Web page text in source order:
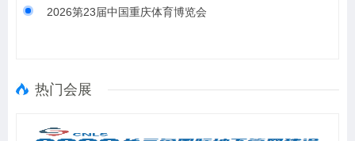
2026第23届中国重庆体育博览会
热门会展